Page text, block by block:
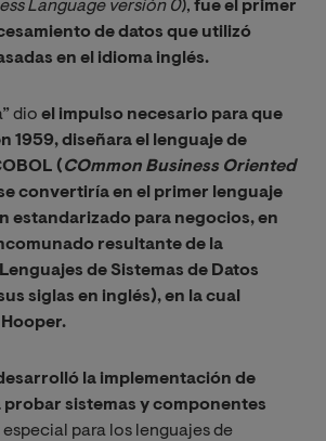
Language versión 0), fue el primer
de datos que utilizó
en el idioma inglés.
dio el impulso necesario para que
1959, diseñara el lenguaje de
(COmmon Business Oriented
convertiría en el primer lenguaje
estandarizado para negocios, en
resultante de la
de Sistemas de Datos
siglas en inglés), en la cual
la implementación de
probar sistemas y componentes
especial para los lenguajes de